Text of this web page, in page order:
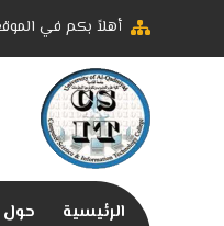
أهلاً بكم في
الرئيسية حول